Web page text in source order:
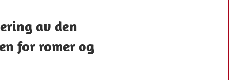
av den
for romer og